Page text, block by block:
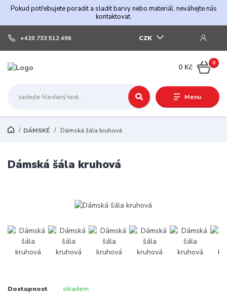
Pokud potřebujete poradit a sladit barvy nebo materiál, neváhejte nás
kontaktovat.
Menu
CZK
+420 733 512 496
0
0 Kč
DÁMSKÉ Dámská šála kruhová
Dámská šála kruhová
Dostupnost skladem